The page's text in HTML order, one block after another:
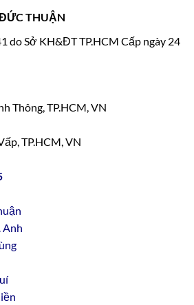
THUẬN
do Sở KH&ĐT TP.HCM Cấp ngày 24
Thông, TP.HCM, VN
TP.HCM, VN
Anh